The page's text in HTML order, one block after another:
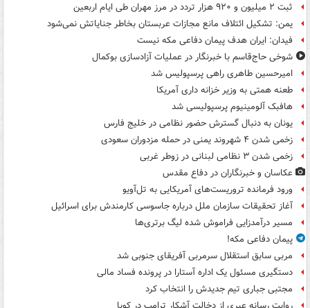
ثبت ۲ میلیون و ۹۲۰ هزار تردد در مرز مهران طی ایام اربعین
یمن: تشکیل ائتلاف مانع مجازات عربستان بخاطر جنایاتش نمی‌شود
فیدان: ایران هدف پیمان دفاعی مکه نیست
شوخی حاج‌قاسم با خبرنگار در عملیات آزادسازی بوکمال
امیرحسین طاهری راهی پرسپولیس شد
طعنه همتی به وزیر خزانه داری آمریکا
هافبک آلومینیوم پرسپولیسی شد
یونان به دنبال گسترش حضور نظامی در خلیج فارس
زخمی شدن ۴ شهروند یمنی در حمله مزدوران سعودی
زخمی شدن ۳ نظامی لبنانی در زوطر غربی
عکاسان و خبرنگاران در دفاع مقدس
ورود فرمانده تروریست‌های آمریکایی به تل‌آویو
آغاز تحقیقات سازمان ملل درباره جاسوسی کارمندش برای اسرائیل
مسیر درآمدزایی فراموش شده لیگ برتری‌ها
پیمان دفاعی مکه!
مربی سابق استقلال سرمربی آفریقای جنوبی شد
دستگیری مسئول یک اداره آستارا در پرونده فساد مالی
مجتبی جباری تیم جدیدش را انتخاب کرد